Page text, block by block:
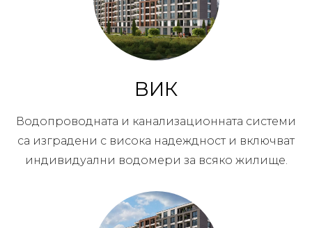
ВИК
Водопроводната и канализационната системи
са изградени с висока надеждност и включват
индивидуални водомери за всяко жилище.